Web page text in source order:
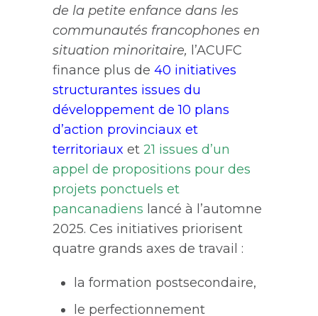
de la petite enfance dans les
communautés francophones en
situation minoritaire, l’ACUFC
finance plus de 40 initiatives
structurantes issues du
développement de 10 plans
d’action provinciaux et
territoriaux et 21 issues d’un
appel de propositions pour des
projets ponctuels et
pancanadiens lancé à l’automne
2025. Ces initiatives priorisent
quatre grands axes de travail :
la formation postsecondaire,
le perfectionnement